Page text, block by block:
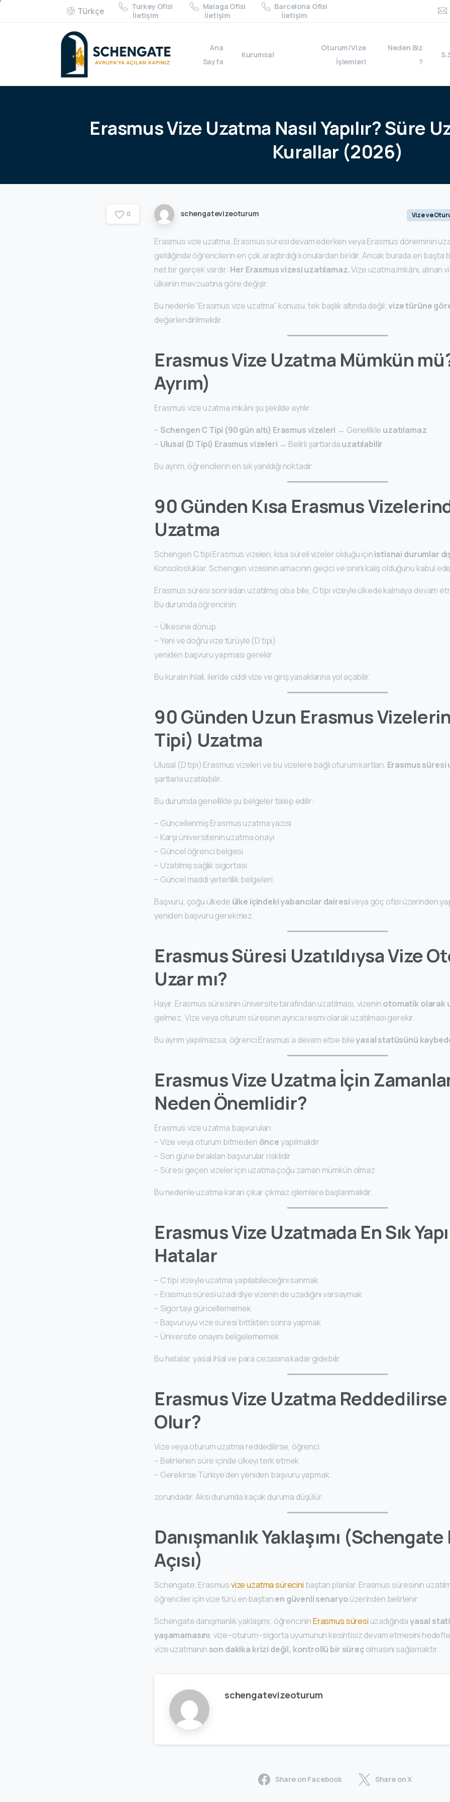
Türkçe
Turkey Ofisi
İletişim
Malaga Ofisi
İletişim
Barcelona Ofisi
İletişim
Ana
Sayfa
Kurumsal
Oturum/Vize
İşlemleri
Neden Biz
?
ErasmusVize Uzatma NasılYapılır?Süre
Kurallar (2026)
0 schengatevizeoturum Vize ve
Erasmus vize uzatma, Erasmus süresi devam ederken veya Erasmus döneminin
geldiğinde öğrencilerin en çok araştırdığı konulardan biridir. Ancak burada en başta
net bir gerçek vardır: Her Erasmus vizesi uzatılamaz.Vize uzatma imkânı, alınan
ülkenin mevzuatına göre değişir.
Bu nedenle “Erasmus vize uzatma” konusu, tek başlık altında değil;vize türüne
değerlendirilmelidir.
Erasmus Vize Uzatma Mümkün
Ayrım)
Erasmus vize uzatma imkânı şu şekilde ayrılır:
– Schengen C Tipi (90 gün altı) Erasmus vizeleri → Genellikle uzatılamaz
– Ulusal (D Tipi) Erasmus vizeleri → Belirli şartlardauzatılabilir
Bu ayrım, öğrencilerin en sık yanıldığı noktadır.
90 Günden Kısa Erasmus
Uzatma
Schengen C tipi Erasmus vizeleri, kısa süreli vizeler olduğu içinistisnai durumlar
Konsolosluklar, Schengen vizesinin amacının geçici ve sınırlı kalış olduğunu kabul
Erasmus süresi sonradan uzatılmış olsa bile, C tipi vizeyle ülkede kalmaya devam
Bu durumda öğrencinin:
– Ülkesine dönüp
– Yeni ve doğru vize türüyle (D tipi)
yeniden başvuru yapması gerekir.
Bu kuralın ihlali, ileride ciddi vize ve giriş yasaklarına yol açabilir.
90 Günden Uzun Erasmus
Tipi) Uzatma
Ulusal (D tipi) Erasmus vizeleri ve bu vizelere bağlı oturum kartları, Erasmus süresi
şartlarla uzatılabilir.
Bu durumda genellikle şu belgeler talep edilir:
– Güncellenmiş Erasmus uzatma yazısı
– Karşı üniversitenin uzatma onayı
– Güncel öğrenci belgesi
– Uzatılmış sağlık sigortası
– Güncel maddi yeterlilik belgeleri
Başvuru, çoğu ülkede ülke içindeki yabancılar dairesiveya göç ofisi üzerinden
yeniden başvuru gerekmez.
Erasmus Süresi Uzatıldıysa Vize
Uzar mı?
Hayır. Erasmus süresinin üniversite tarafından uzatılması, vizeninotomatik olarak
gelmez. Vize veya oturum süresinin ayrıca resmi olarak uzatılması gerekir.
Bu ayrım yapılmazsa, öğrenci Erasmus’a devam etse bileyasal statüsünü
Erasmus Vize Uzatma İçin
Neden Önemlidir?
Erasmus vize uzatma başvuruları:
– Vize veya oturum bitmeden önceyapılmalıdır
– Son güne bırakılan başvurular risklidir
– Süresi geçen vizeler için uzatma çoğu zaman mümkün olmaz
Bu nedenle uzatma kararı çıkar çıkmaz işlemlere başlanmalıdır.
Erasmus Vize Uzatmada En Sık
Hatalar
– C tipi vizeyle uzatma yapılabileceğini sanmak
– Erasmus süresi uzadı diye vizenin de uzadığını varsaymak
– Sigortayı güncellememek
– Başvuruyu vize süresi bittikten sonra yapmak
– Üniversite onayını belgelememek
Bu hatalar, yasal ihlal ve para cezasına kadar gidebilir.
Erasmus Vize Uzatma
Olur?
Vize veya oturum uzatma reddedilirse, öğrenci:
– Belirlenen süre içinde ülkeyi terk etmek
– Gerekirse Türkiye’den yeniden başvuru yapmak
zorundadır. Aksi durumda kaçak duruma düşülür.
Danışmanlık Yaklaşımı (Schengate
Açısı)
Schengate, Erasmusvize uzatma sürecini baştan planlar. Erasmus süresinin
öğrenciler için vize türü en baştanen güvenli senaryoüzerinden belirlenir.
Schengate danışmanlık yaklaşımı; öğrencininErasmus süresi uzadığındayasal
yaşamamasını, vize–oturum–sigorta uyumunun kesintisiz devam etmesini
vize uzatmanın son dakika krizi değil, kontrollü bir süreçolmasını sağlamaktır.
schengatevizeoturum
Share on Facebook Share on X